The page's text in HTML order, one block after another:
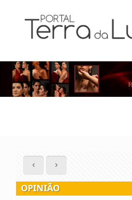
OPINIÃO